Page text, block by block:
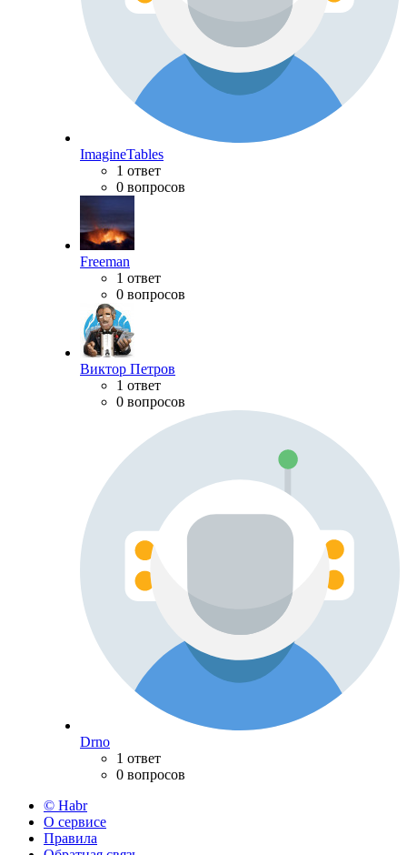
ImagineTables
1 ответ
0 вопросов
Freeman
1 ответ
0 вопросов
Виктор Петров
1 ответ
0 вопросов
Drno
1 ответ
0 вопросов
© Habr
О сервисе
Правила